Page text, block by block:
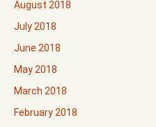
August 2018
July 2018
June 2018
May 2018
March 2018
February 2018